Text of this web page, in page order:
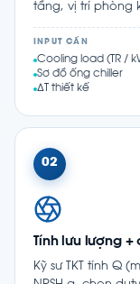
tầng, vị trí phòng
INPUT CẦN
Cooling load (TR /
Sơ đồ ống chiller
ΔT thiết kế
02
Tính lưu lượng +
Kỹ sư TKT tính Q